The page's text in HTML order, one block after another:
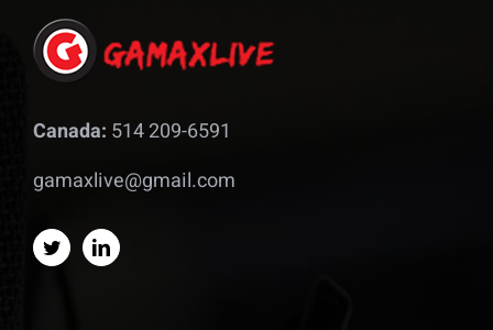
Canada: 514 209-6591
gamaxlive@gmail.com